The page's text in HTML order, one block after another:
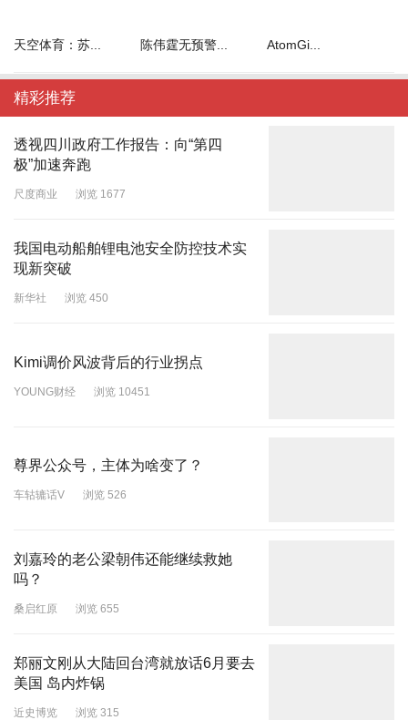
天空体育：苏... 陈伟霆无预警... AtomGi...
精彩推荐
透视四川政府工作报告：向“第四
极”加速奔跑
尺度商业 浏览 1677
我国电动船舶锂电池安全防控技术实
现新突破
新华社 浏览 450
Kimi调价风波背后的行业拐点
YOUNG财经 浏览 10451
尊界公众号，主体为啥变了？
车轱辘话V 浏览 526
刘嘉玲的老公梁朝伟还能继续救她
吗？
桑启红原 浏览 655
郑丽文刚从大陆回台湾就放话6月要去
美国 岛内炸锅
近史博览 浏览 315